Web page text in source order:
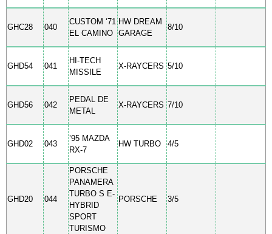
GHC28 040
CUSTOM ‘71
EL CAMINO
HW DREAM
GARAGE
8/10
GHD54 041
HI-TECH
MISSILE
X-RAYCERS 5/10
GHD56 042
PEDAL DE
METAL
X-RAYCERS 7/10
GHD02 043
’95 MAZDA
RX-7
HW TURBO 4/5
GHD20 044
PORSCHE
PANAMERA
TURBO S E-
HYBRID
SPORT
TURISMO
PORSCHE 3/5